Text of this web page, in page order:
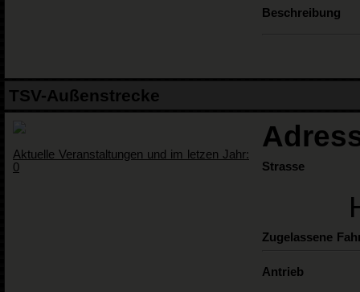
Beschreibung
TSV-Außenstrecke
Aktuelle Veranstaltungen und im letzen Jahr:
0
Strasse
Zugelassene
Antrieb